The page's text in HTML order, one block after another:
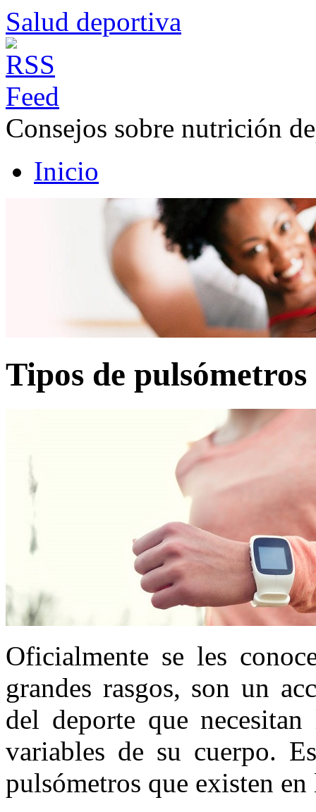
Salud deportiva
Consejos sobre nutrición
Inicio
Tipos de pulsómetros
Oficialmente se les
grandes rasgos, son un
del deporte que
variables de su cuerpo.
pulsómetros que existen